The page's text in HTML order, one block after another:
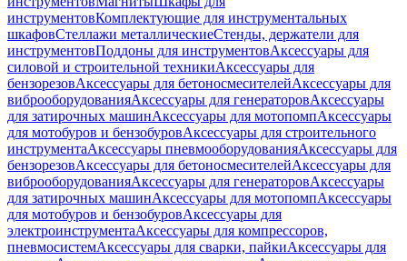
инструментовКомплектующие для инструментальных
шкафовСтеллажи металлическиеСтенды, держатели для
инструментовПоддоны для инструментовАксессуары для
силовой и строительной техникиАксессуары для
бензорезовАксессуары для бетоносмесителейАксессуары для
виброоборудованияАксессуары для генераторовАксессуары
для затирочных машинАксессуары для мотопомпАксессуары
для мотобуров и бензобуровАксессуары для строительного
инструментаАксессуары пневмооборудованияАксессуары для
бензорезовАксессуары для бетоносмесителейАксессуары для
виброоборудованияАксессуары для генераторовАксессуары
для затирочных машинАксессуары для мотопомпАксессуары
для мотобуров и бензобуровАксессуары для
электроинструментаАксессуары для компрессоров,
пневмосистемАксессуары для сварки, пайкиАксессуары для